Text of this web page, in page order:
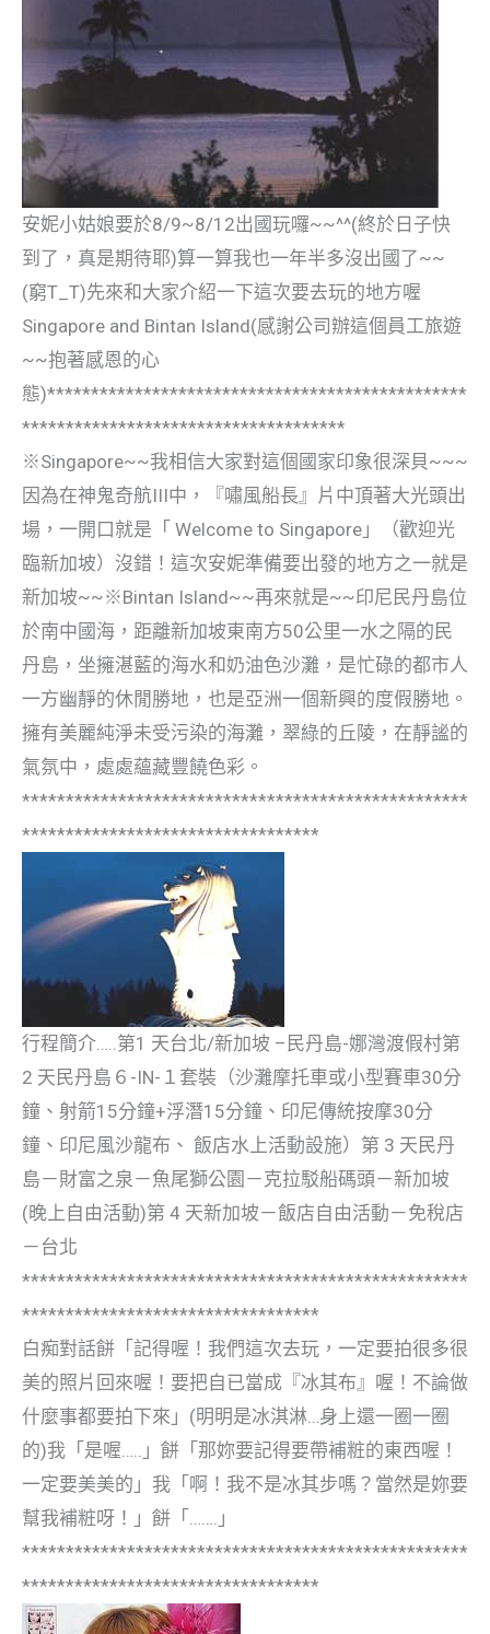
安妮小姑娘要於8/9~8/12出國玩囉~~^^(終於日子快
到了，真是期待耶)算一算我也一年半多沒出國了~~
(窮T_T)先來和大家介紹一下這次要去玩的地方喔
Singapore and Bintan Island(感謝公司辦這個員工旅遊
~~抱著感恩的心
態)************************************************
*************************************
※Singapore~~我相信大家對這個國家印象很深貝~~~
因為在神鬼奇航III中，『嘯風船長』片中頂著大光頭出
場，一開口就是「 Welcome to Singapore」（歡迎光
臨新加坡）沒錯！這次安妮準備要出發的地方之一就是
新加坡~~※Bintan Island~~再來就是~~印尼民丹島位
於南中國海，距離新加坡東南方50公里一水之隔的民
丹島，坐擁湛藍的海水和奶油色沙灘，是忙碌的都市人
一方幽靜的休閒勝地，也是亞洲一個新興的度假勝地。
擁有美麗純淨未受污染的海灘，翠綠的丘陵，在靜謐的
氣氛中，處處蘊藏豐饒色彩。
***************************************************
**********************************
行程簡介…..第1 天台北/新加坡 –民丹島-娜灣渡假村第
2 天民丹島６-IN-１套裝（沙灘摩托車或小型賽車30分
鐘、射箭15分鐘+浮潛15分鐘、印尼傳統按摩30分
鐘、印尼風沙龍布、 飯店水上活動設施）第 3 天民丹
島－財富之泉－魚尾獅公園－克拉駁船碼頭－新加坡
(晚上自由活動)第 4 天新加坡－飯店自由活動－免稅店
－台北
***************************************************
**********************************
白痴對話餅「記得喔！我們這次去玩，一定要拍很多很
美的照片回來喔！要把自已當成『冰其布』喔！不論做
什麼事都要拍下來」(明明是冰淇淋…身上還一圈一圈
的)我「是喔…..」餅「那妳要記得要帶補粧的東西喔！
一定要美美的」我「啊！我不是冰其步嗎？當然是妳要
幫我補粧呀！」餅「…….」
***************************************************
**********************************